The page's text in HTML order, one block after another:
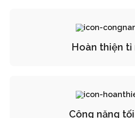
Hoàn thiện tỉ
Công năng